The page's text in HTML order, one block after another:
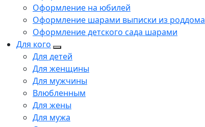
Оформление на юбилей
Оформление шарами выписки из роддома
Оформление детского сада шарами
Для кого
Для детей
Для женщины
Для мужчины
Влюбленным
Для жены
Для мужа